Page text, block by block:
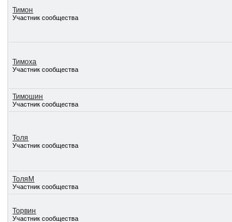
Тимон
Участник сообщества
Тимоха
Участник сообщества
Тимошин
Участник сообщества
Толя
Участник сообщества
ТоляМ
Участник сообщества
Торвин
Участник сообщества